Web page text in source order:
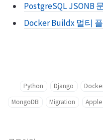
PostgreSQL JSONB
Docker Buildx 멀티
Python Django
MongoDB
Migration